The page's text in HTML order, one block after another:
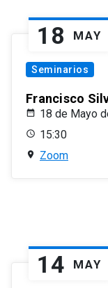
18 MAY
Seminarios
Francisco
18 de Mayo
15:30
Zoom
14 MAY